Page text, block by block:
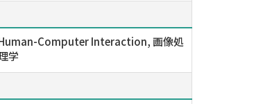
Computer Interaction, 画像処
学